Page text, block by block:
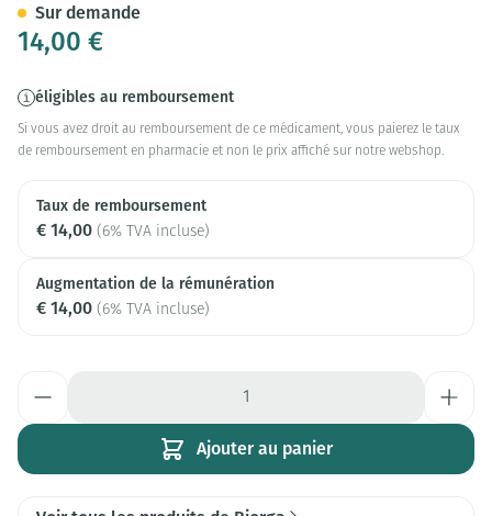
14,00 €
éligibles au remboursement
Si vous avez droit au remboursement de ce médicament, vous paierez le taux
de remboursement en pharmacie et non le prix affiché sur notre webshop.
Taux de remboursement
€ 14,00 (6% TVA incluse)
Augmentation de la rémunération
€ 14,00 (6% TVA incluse)
Ajouter au panier
Sur demande